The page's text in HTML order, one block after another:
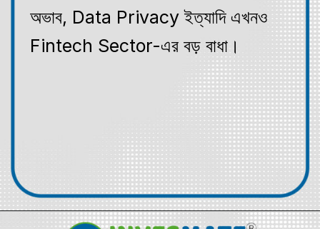
অভাব, Data Privacy ইত্যাদি এখনও
Fintech Sector-এর বড় বাধা।